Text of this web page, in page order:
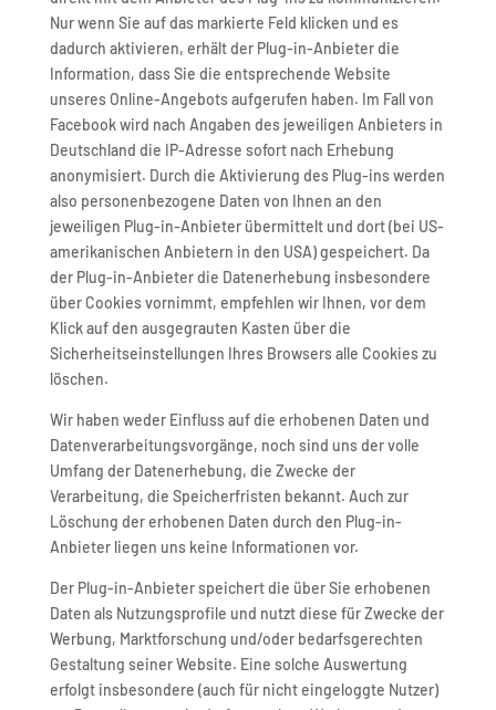
Nur wenn Sie auf das markierte Feld klicken und es
dadurch aktivieren, erhält der Plug-in-Anbieter die
Information, dass Sie die entsprechende Website
unseres Online-Angebots aufgerufen haben. Im Fall von
Facebook wird nach Angaben des jeweiligen Anbieters in
Deutschland die IP-Adresse sofort nach Erhebung
anonymisiert. Durch die Aktivierung des Plug-ins werden
also personenbezogene Daten von Ihnen an den
jeweiligen Plug-in-Anbieter übermittelt und dort (bei US-
amerikanischen Anbietern in den USA) gespeichert. Da
der Plug-in-Anbieter die Datenerhebung insbesondere
über Cookies vornimmt, empfehlen wir Ihnen, vor dem
Klick auf den ausgegrauten Kasten über die
Sicherheitseinstellungen Ihres Browsers alle Cookies zu
löschen.
Wir haben weder Einfluss auf die erhobenen Daten und
Datenverarbeitungsvorgänge, noch sind uns der volle
Umfang der Datenerhebung, die Zwecke der
Verarbeitung, die Speicherfristen bekannt. Auch zur
Löschung der erhobenen Daten durch den Plug-in-
Anbieter liegen uns keine Informationen vor.
Der Plug-in-Anbieter speichert die über Sie erhobenen
Daten als Nutzungsprofile und nutzt diese für Zwecke der
Werbung, Marktforschung und/oder bedarfsgerechten
Gestaltung seiner Website. Eine solche Auswertung
erfolgt insbesondere (auch für nicht eingeloggte Nutzer)